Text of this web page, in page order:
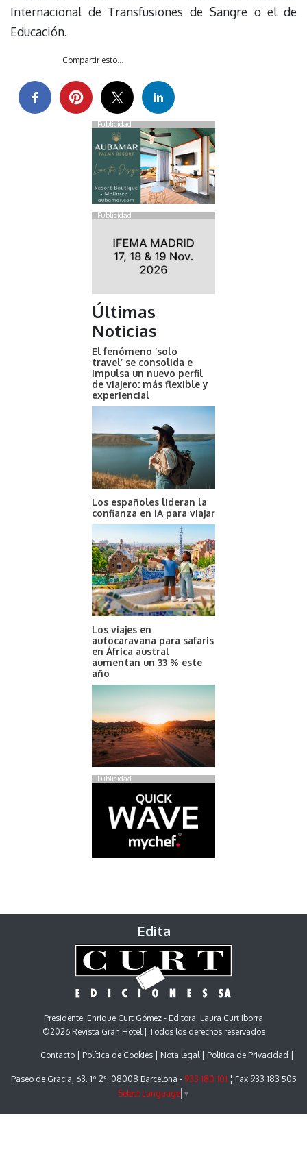
Internacional de Transfusiones de Sangre o el de
Educación.
Compartir esto...
Publicidad
Publicidad
Últimas
Noticias
El fenómeno ‘solo
travel’ se consolida e
impulsa un nuevo perfil
de viajero: más flexible y
experiencial
Los españoles lideran la
confianza en IA para viajar
Los viajes en
autocaravana para safaris
en África austral
aumentan un 33 % este
año
Publicidad
Edita
Presidente: Enrique Curt Gómez - Editora: Laura Curt Iborra
©2026 Revista Gran Hotel | Todos los derechos reservados
Contacto Política de Cookies Nota legal Politica de Privacidad
Paseo de Gracia, 63. 1º 2ª. 08008 Barcelona - 933 180 101 ¦ Fax 933 183 505
Select Language ▼